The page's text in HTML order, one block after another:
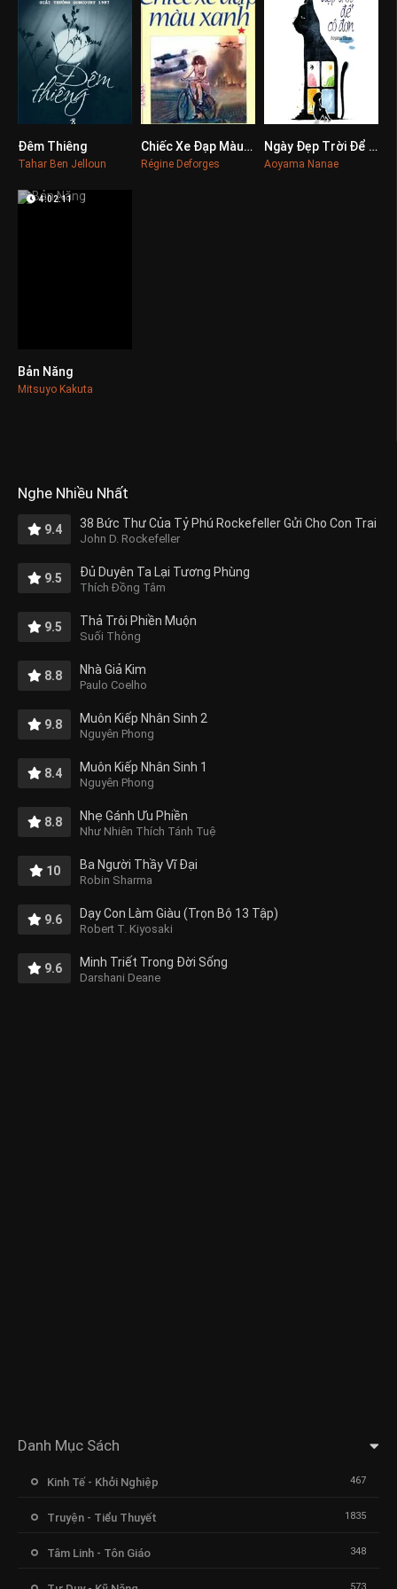
Đêm Thiêng
Tahar Ben Jelloun
0Chiếc Xe Đạp Màu Xanh
Régine Deforges
0Ngày Đẹp Trời Để Cô Đơn
Aoyama Nanae
4:02:11
Bản Năng
Mitsuyo Kakuta
Nghe Nhiều Nhất
9.4 38 Bức Thư Của Tỷ Phú Rockefeller Gửi Cho Con Trai
John D. Rockefeller
9.5 Đủ Duyên Ta Lại Tương Phùng
Thích Đồng Tâm
9.5 Thả Trôi Phiền Muộn
Suối Thông
8.8 Nhà Giả Kim
Paulo Coelho
9.8 Muôn Kiếp Nhân Sinh 2
Nguyên Phong
8.4 Muôn Kiếp Nhân Sinh 1
Nguyên Phong
8.8 Nhẹ Gánh Ưu Phiền
Như Nhiên Thích Tánh Tuệ
10 Ba Người Thầy Vĩ Đại
Robin Sharma
9.6 Dạy Con Làm Giàu (Trọn Bộ 13 Tập)
Robert T. Kiyosaki
9.6 Minh Triết Trong Đời Sống
Darshani Deane
Danh Mục Sách
Kinh Tế - Khởi Nghiệp 467
Truyện - Tiểu Thuyết 1835
Tâm Linh - Tôn Giáo 348